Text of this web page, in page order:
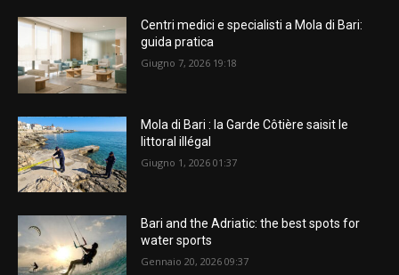
Centri medici e specialisti a Mola di Bari:
guida pratica
Giugno 7, 2026 19:18
Mola di Bari : la Garde Côtière saisit le
littoral illégal
Giugno 1, 2026 01:37
Bari and the Adriatic: the best spots for
water sports
Gennaio 20, 2026 09:37